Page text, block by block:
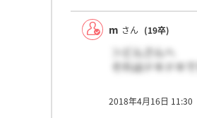
m さん (19卒)
＞どんさんへ
それはドキドキ
2018年4月16日 11:30